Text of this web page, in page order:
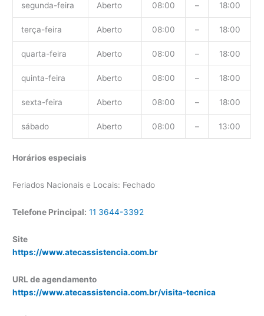
segunda-feira Aberto 08:00 – 18:00
terça-feira Aberto 08:00 – 18:00
quarta-feira Aberto 08:00 – 18:00
quinta-feira Aberto 08:00 – 18:00
sexta-feira Aberto 08:00 – 18:00
sábado Aberto 08:00 – 13:00
Horários especiais
Feriados Nacionais e Locais: Fechado
Telefone Principal: 11 3644-3392
Site
https://www.atecassistencia.com.br
URL de agendamento
https://www.atecassistencia.com.br/visita-tecnica